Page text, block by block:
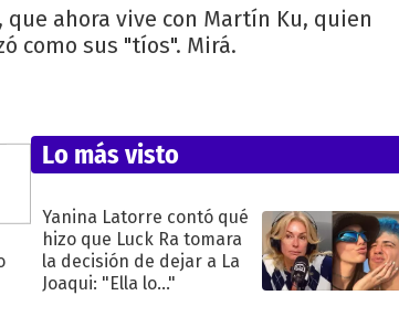
ahora vive con Martín Ku, quien
como sus "tíos". Mirá.
Lo más visto
Yanina Latorre contó qué
hizo que Luck Ra tomara
la decisión de dejar a La
Joaqui: "Ella lo..."